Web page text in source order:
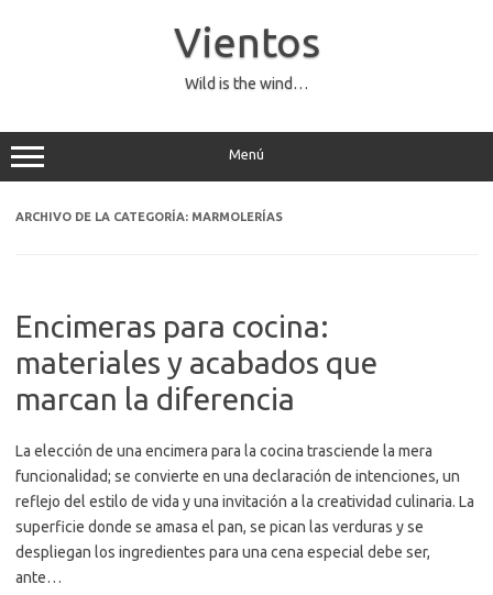
Vientos
Wild is the wind…
Menú
ARCHIVO DE LA CATEGORÍA: MARMOLERÍAS
Encimeras para cocina:
materiales y acabados que
marcan la diferencia
La elección de una encimera para la cocina trasciende la mera
funcionalidad; se convierte en una declaración de intenciones, un
reflejo del estilo de vida y una invitación a la creatividad culinaria. La
superficie donde se amasa el pan, se pican las verduras y se
despliegan los ingredientes para una cena especial debe ser,
ante…